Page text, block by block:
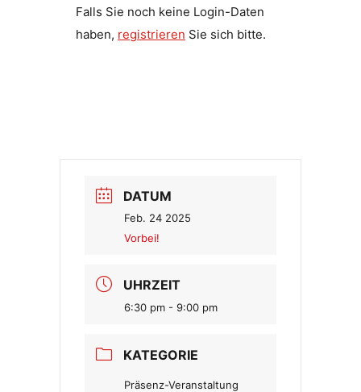
Falls Sie noch keine Login-Daten
haben, registrieren Sie sich bitte.
DATUM
Feb. 24 2025
Vorbei!
UHRZEIT
6:30 pm - 9:00 pm
KATEGORIE
Präsenz-Veranstaltung